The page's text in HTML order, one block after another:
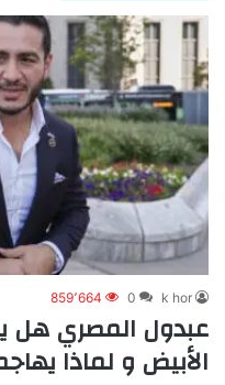
k hor
0 859٬664
عبدول المصري هل
الأبيض و لماذا